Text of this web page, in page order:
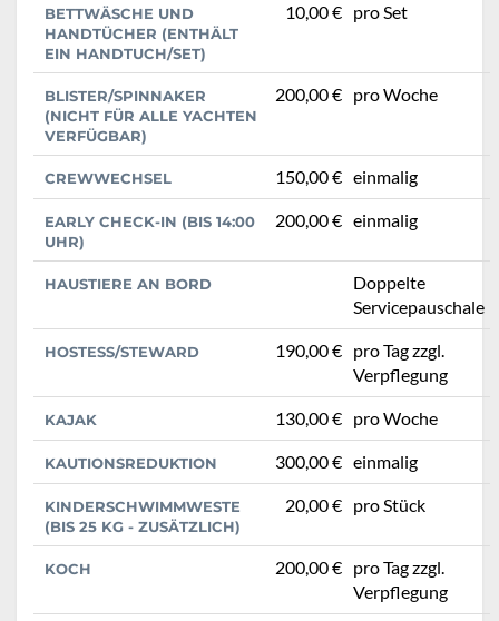
BETTWÄSCHE UND
HANDTÜCHER (ENTHÄLT
EIN HANDTUCH/SET)
10,00 € pro Set
BLISTER/SPINNAKER
(NICHT FÜR ALLE YACHTEN
VERFÜGBAR)
200,00 € pro Woche
CREWWECHSEL 150,00 € einmalig
EARLY CHECK-IN (BIS 14:00
UHR)
200,00 € einmalig
HAUSTIERE AN BORD
Doppelte
Servicepauschale
HOSTESS/STEWARD 190,00 € pro Tag zzgl.
Verpflegung
KAJAK 130,00 € pro Woche
KAUTIONSREDUKTION 300,00 € einmalig
KINDERSCHWIMMWESTE
(BIS 25 KG - ZUSÄTZLICH)
20,00 € pro Stück
KOCH 200,00 € pro Tag zzgl.
Verpflegung